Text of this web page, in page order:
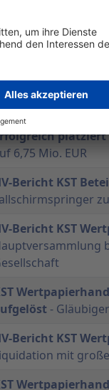
HV-Bericht KST
den Gewinn in
KST Beteiligungs
Gewinn nach
auf 4,2 (Vj. 0,6) Mio.
Beteiligungs
platziert
6,75 Mio. EUR
Bericht KST
Bericht KST
-
Bericht KST
mit